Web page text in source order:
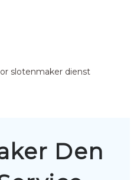
slotenmaker dienst
Den